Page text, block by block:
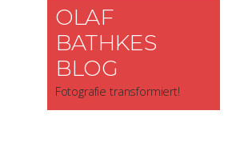
OLAF
BATHKES
BLOG
Fotografie transformiert!